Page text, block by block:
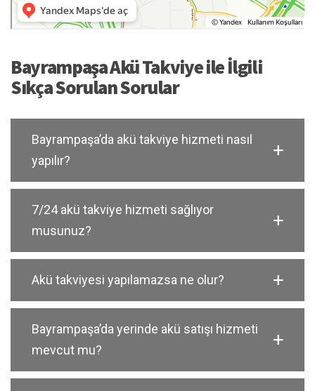
Bayrampaşa Akü Takviye ile İlgili
Sıkça Sorulan Sorular
Bayrampaşa’da akü takviye hizmeti nasıl
yapılır?
7/24 akü takviye hizmeti sağlıyor
musunuz?
Akü takviyesi yapılamazsa ne olur?
Bayrampaşa’da yerinde akü satışı hizmeti
mevcut mu?